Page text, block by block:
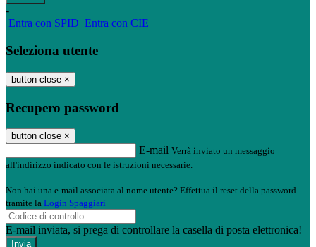
-
Entra con SPID Entra con CIE
Seleziona utente
button close ×
Recupero password
button close ×
E-mail Verrà inviato un messaggio
all'indirizzo indicato con le istruzioni necessarie.
Non hai una e-mail associata al nome utente? Effettua il reset della password
tramite la Login Spaggiari
E-mail inviata, si prega di controllare la casella di posta elettronica!